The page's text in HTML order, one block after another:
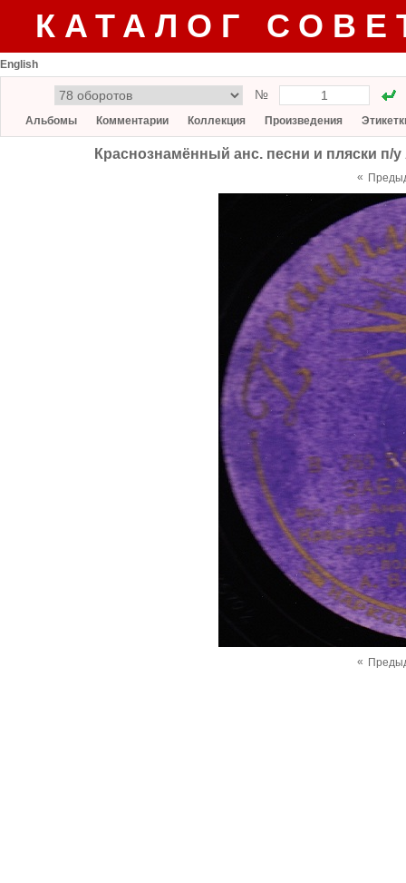
КАТАЛОГ
English
№
Альбомы Комментарии Коллекция Произведения
Краснознамённый анс. песни и пляски п/
«
«